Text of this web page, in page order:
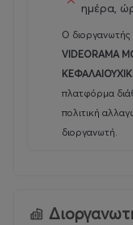
ημέρα,
Ο διοργανωτής
VIDEORAMA
πλατφόρμα
πολιτική
διοργανωτή.